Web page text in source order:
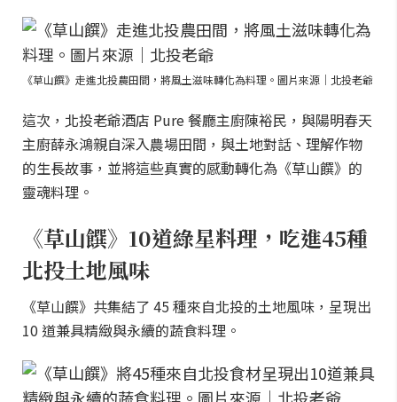
《草山饌》走進北投農田間，將風土滋味轉化為料理。圖片來源｜北投老爺
這次，北投老爺酒店 Pure 餐廳主廚陳裕民，與陽明春天
主廚薛永鴻親自深入農場田間，與土地對話、理解作物
的生長故事，並將這些真實的感動轉化為《草山饌》的
靈魂料理。
《草山饌》10道綠星料理，吃進45種
北投土地風味
《草山饌》共集結了 45 種來自北投的土地風味，呈現出
10 道兼具精緻與永續的蔬食料理。